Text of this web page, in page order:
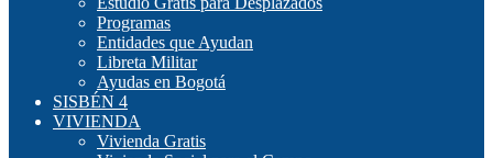
Programas
Entidades que Ayudan
Libreta Militar
Ayudas en Bogotá
SISBÉN 4
VIVIENDA
Vivienda Gratis